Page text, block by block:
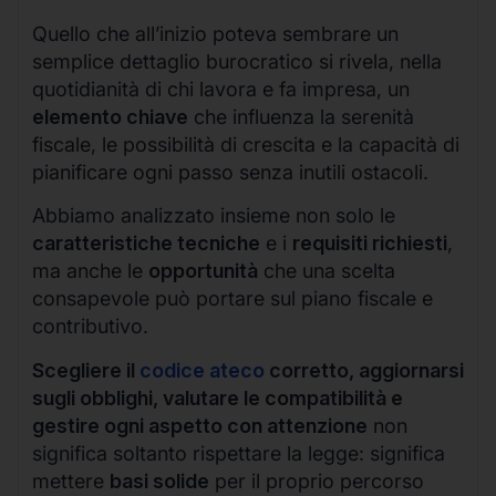
Quello che all’inizio poteva sembrare un
semplice dettaglio burocratico si rivela, nella
quotidianità di chi lavora e fa impresa, un
elemento chiave che influenza la serenità
fiscale, le possibilità di crescita e la capacità di
pianificare ogni passo senza inutili ostacoli.
Abbiamo analizzato insieme non solo le
caratteristiche tecniche e i requisiti richiesti,
ma anche le opportunità che una scelta
consapevole può portare sul piano fiscale e
contributivo.
Scegliere il codice ateco corretto, aggiornarsi
sugli obblighi, valutare le compatibilità e
gestire ogni aspetto con attenzione non
significa soltanto rispettare la legge: significa
mettere basi solide per il proprio percorso